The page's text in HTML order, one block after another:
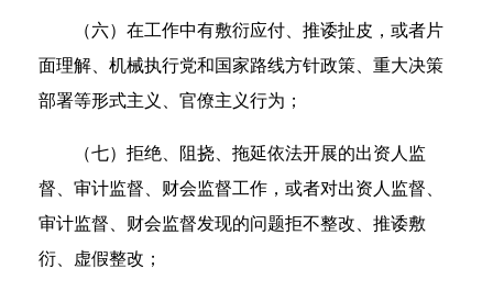
（六）在工作中有敷衍应付、推诿扯皮，或者片
面理解、机械执行党和国家路线方针政策、重大决策
部署等形式主义、官僚主义行为；
（七）拒绝、阻挠、拖延依法开展的出资人监
督、审计监督、财会监督工作，或者对出资人监督、
审计监督、财会监督发现的问题拒不整改、推诿敷
衍、虚假整改；